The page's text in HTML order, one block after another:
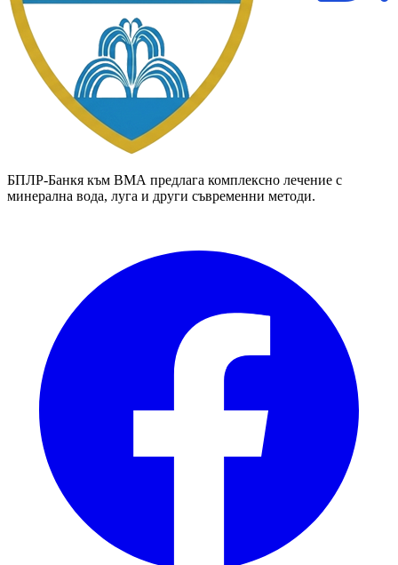
БПЛР-Банкя към ВМА предлага комплексно лечение с
минерална вода, луга и други съвременни методи.